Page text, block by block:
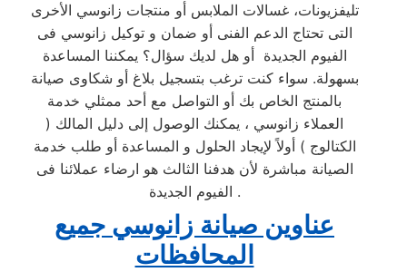
تليفزيونات، غسالات الملابس أو منتجات زانوسي الأخرى
التى تحتاج الدعم الفنى أو ضمان و توكيل زانوسي فى
الفيوم الجديدة أو هل لديك سؤال؟ يمكننا المساعدة
بسهولة. سواء كنت ترغب بتسجيل بلاغ أو شكاوى صيانة
بالمنتج الخاص بك أو التواصل مع أحد ممثلي خدمة
العملاء زانوسي ، يمكنك الوصول إلى دليل المالك (
الكتالوج ) أولاً لإيجاد الحلول و المساعدة أو طلب خدمة
الصيانة مباشرة لأن هدفنا الثالث هو ارضاء عملائنا فى
الفيوم الجديدة .
عناوين صيانة زانوسي جميع
المحافظات